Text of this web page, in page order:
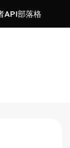
API部落格